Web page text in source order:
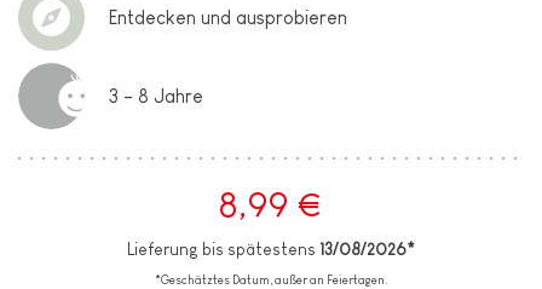
Entdecken und ausprobieren
3 - 8 Jahre
8,99 €
Lieferung bis spätestens 13/08/2026*
*Geschätztes Datum, außer an Feiertagen.